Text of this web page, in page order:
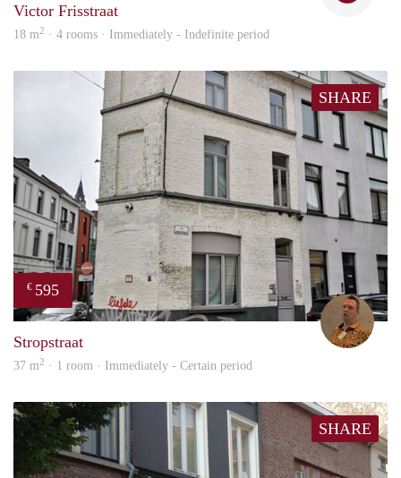
Victor Frisstraat
18 m2 · 4 rooms · Immediately - Indefinite period
SHARE
€ 595
Roy
Stropstraat
37 m2 · 1 room · Immediately - Certain period
SHARE